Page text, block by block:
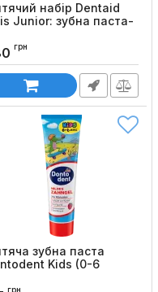
набір Dentaid
Junior: зубна паста-
товару: 1530
грн
зубна паста
Kids (0-6
грн